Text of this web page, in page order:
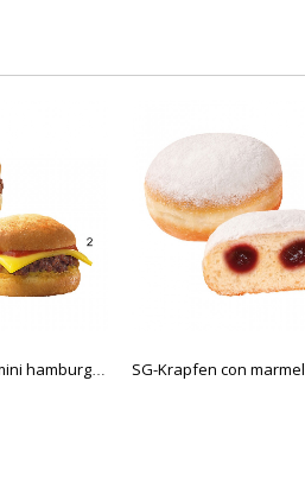
Assortimento di mini hamburger, 2 varietà